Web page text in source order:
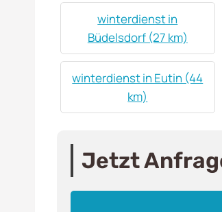
winterdienst in
Büdelsdorf (27 km)
winterdienst in Eutin (44
km)
Jetzt